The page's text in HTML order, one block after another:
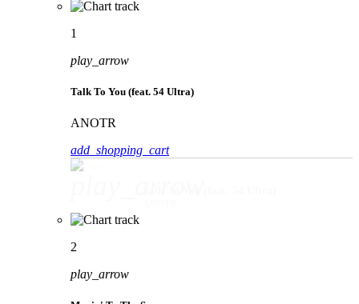
1
play_arrow
Talk To You (feat. 54 Ultra)
ANOTR
add_shopping_cart
2
play_arrow